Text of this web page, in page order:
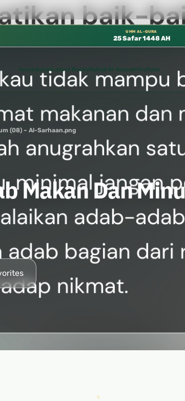
باب ٣٧ (باب مكة) – الطابق الثالث 📍 إدارة الشؤون العلمية بالحسبة 📚 متوفرة بجميع اللغات
UMM AL-QURA
25 Safar 1448 AH
HomeQuranLatest BooksMahad Al-SunnahYouTube
(08) ~ Al-Sarhaan.png
Makan Dan